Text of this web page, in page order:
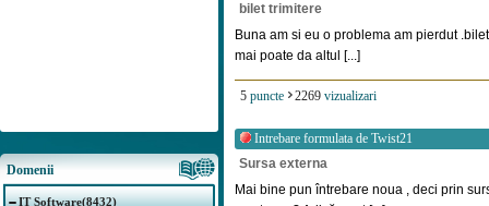
Domenii
IT Software(8432)
bilet trimitere
Buna am si eu o problema am pierdut
mai poate da altul [...]
5 puncte 2269 vizualizari
Intrebare formulata de Twist21
Sursa externa
Mai bine pun întrebare noua , deci prin